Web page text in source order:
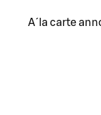
A´la carte